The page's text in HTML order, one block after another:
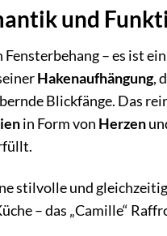
und
– es ist
Hakenaufhängung,
Blickfänge. Das
in Form von Herzen
stilvolle und
– das „Camille“